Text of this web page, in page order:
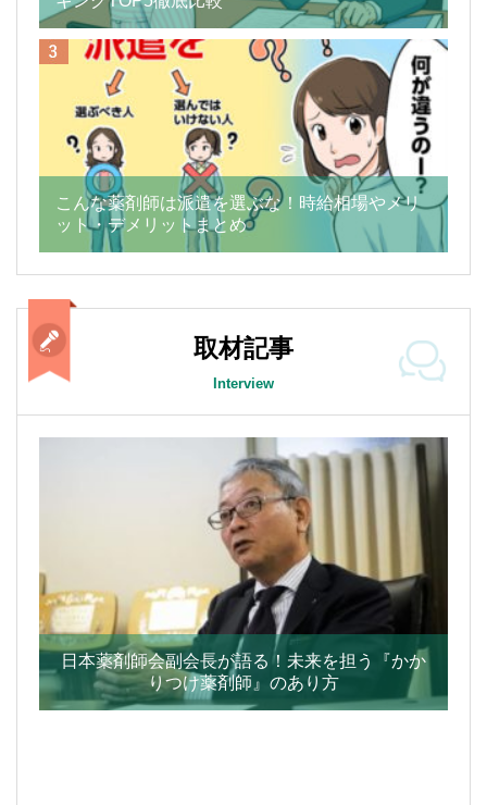
こんな薬剤師は派遣を選ぶな！時給相場やメリ
ット・デメリットまとめ
取材記事
Interview
日本薬剤師会副会長が語る！未来を担う『かか
りつけ薬剤師』のあり方